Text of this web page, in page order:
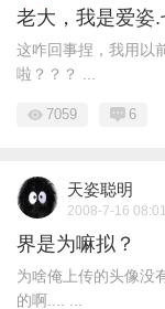
老大，我是爱姿
这咋回事捏，我用以
啦？？？ ...
7059 6
天姿聪明
2008-7-16 08:01
界是为嘛拟？
为啥俺上传的头像没
的啊.... ...